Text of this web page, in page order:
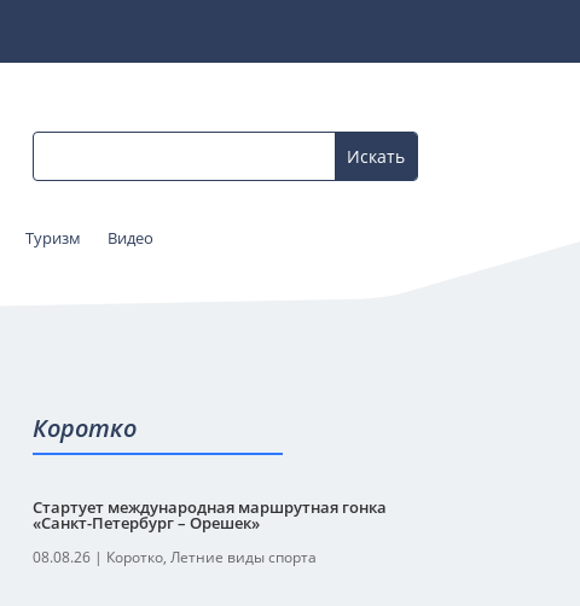
Туризм Видео
Коротко
Стартует международная маршрутная гонка
«Санкт-Петербург – Орешек»
08.08.26| Коротко, Летние виды спорта